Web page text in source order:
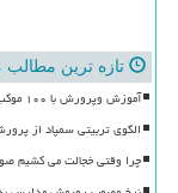
تازه ترین مطالب
آموزش وپرورش با ۱۰۰ موکب، آماده خدمت به زوار اربعین شد
الگوی تربیتی سمپاد از
چرا وقتی خجالت می کشیم